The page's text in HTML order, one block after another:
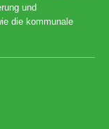
und
die kommunale